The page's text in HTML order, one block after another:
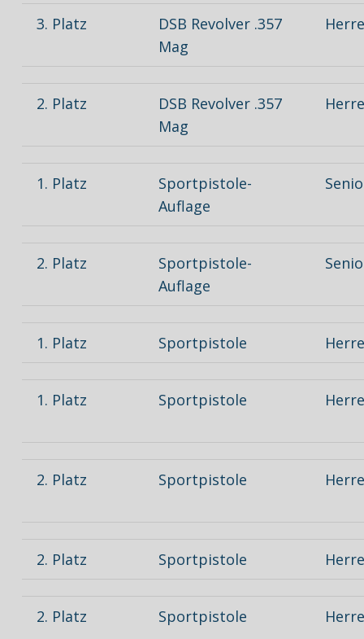
3. Platz
DSB Revolver .357
Mag
2. Platz
DSB Revolver .357
Mag
1. Platz
Sportpistole-
Auflage
2. Platz
Sportpistole-
Auflage
1. Platz Sportpistole
1. Platz Sportpistole
2. Platz Sportpistole
2. Platz Sportpistole
2. Platz Sportpistole